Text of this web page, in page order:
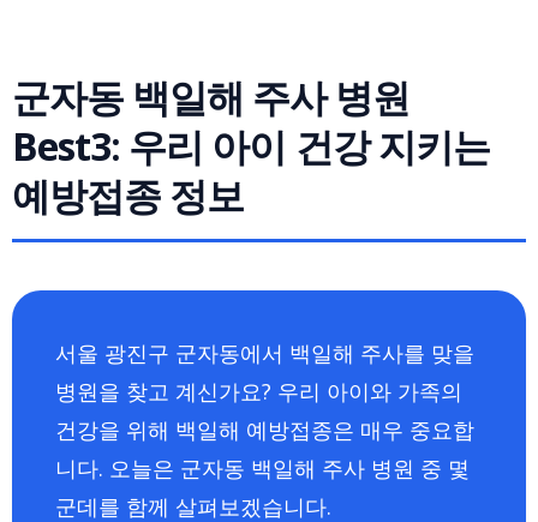
군자동 백일해 주사 병원
Best3: 우리 아이 건강 지키는
예방접종 정보
서울 광진구 군자동에서 백일해 주사를 맞을
병원을 찾고 계신가요? 우리 아이와 가족의
건강을 위해 백일해 예방접종은 매우 중요합
니다. 오늘은 군자동 백일해 주사 병원 중 몇
군데를 함께 살펴보겠습니다.